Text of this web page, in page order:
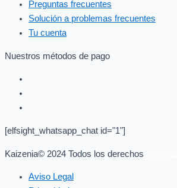
Preguntas frecuentes
Solución a problemas frecuentes
Tu cuenta
Nuestros métodos de pago
[elfsight_whatsapp_chat id="1"]
Kaizenia© 2024 Todos los derechos
Aviso Legal